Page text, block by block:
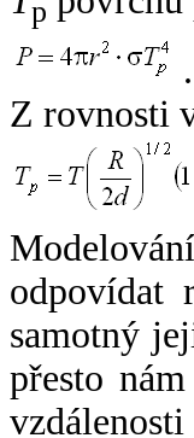
p
.
Z rovnosti
odpovídat
samotný
přesto
vzdálenosti